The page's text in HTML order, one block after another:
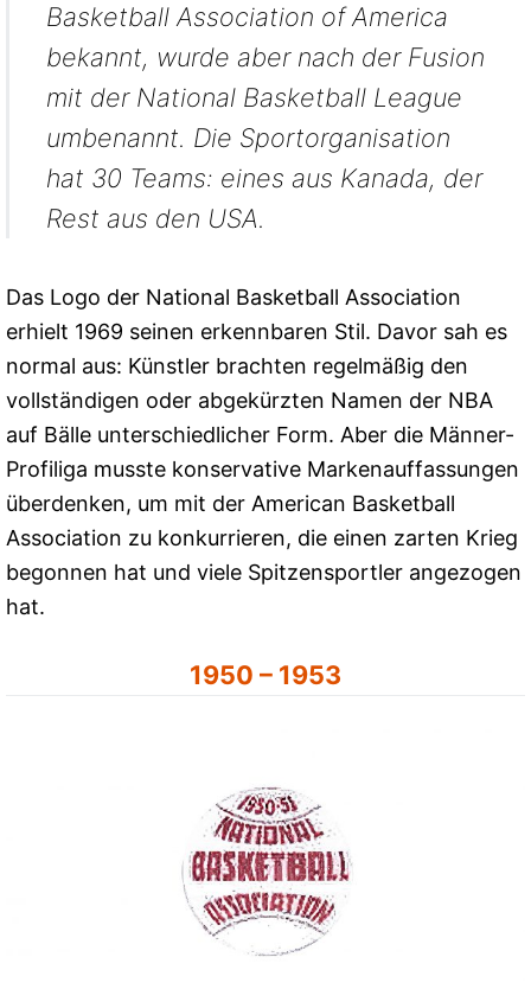
Basketball Association of America
bekannt, wurde aber nach der Fusion
mit der National Basketball League
umbenannt. Die Sportorganisation
hat 30 Teams: eines aus Kanada, der
Rest aus den USA.
Das Logo der National Basketball Association
erhielt 1969 seinen erkennbaren Stil. Davor sah es
normal aus: Künstler brachten regelmäßig den
vollständigen oder abgekürzten Namen der NBA
auf Bälle unterschiedlicher Form. Aber die Männer-
Profiliga musste konservative Markenauffassungen
überdenken, um mit der American Basketball
Association zu konkurrieren, die einen zarten Krieg
begonnen hat und viele Spitzensportler angezogen
hat.
1950 – 1953